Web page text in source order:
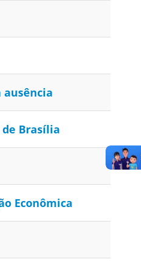
ausência
Brasília
Econômica